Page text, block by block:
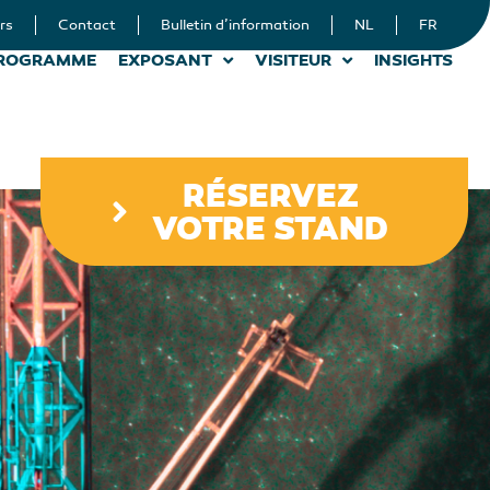
Contact Bulletin d’information NL FR
EXPOSANT VISITEUR INSIGHTS
RÉSERVEZ
VOTRE STAND